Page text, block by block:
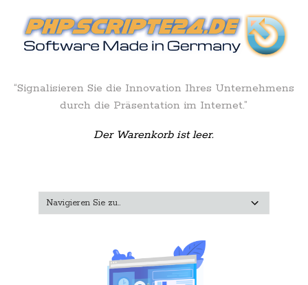
“Signalisieren Sie die Innovation Ihres Unternehmens
durch die Präsentation im Internet.”
Der Warenkorb ist leer.